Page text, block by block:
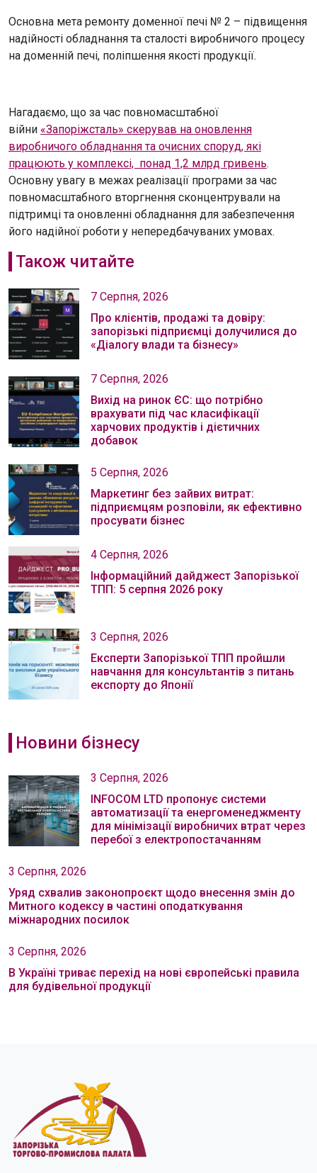
Основна мета ремонту доменної печі № 2 – підвищення
надійності обладнання та сталості виробничого процесу
на доменній печі, поліпшення якості продукції.
Нагадаємо, що за час повномасштабної
війни «Запоріжсталь» скерував на оновлення
виробничого обладнання та очисних споруд, які
працюють у комплексі, понад 1,2 млрд гривень.
Основну увагу в межах реалізації програми за час
повномасштабного вторгнення сконцентрували на
підтримці та оновленні обладнання для забезпечення
його надійної роботи у непередбачуваних умовах.
Також читайте
7 Серпня, 2026
Про клієнтів, продажі та довіру:
запорізькі підприємці долучилися до
«Діалогу влади та бізнесу»
7 Серпня, 2026
Вихід на ринок ЄС: що потрібно
врахувати під час класифікації
харчових продуктів і дієтичних
добавок
5 Серпня, 2026
Маркетинг без зайвих витрат:
підприємцям розповіли, як ефективно
просувати бізнес
4 Серпня, 2026
Інформаційний дайджест Запорізької
ТПП: 5 серпня 2026 року
3 Серпня, 2026
Експерти Запорізької ТПП пройшли
навчання для консультантів з питань
експорту до Японії
Новини бізнесу
3 Серпня, 2026
INFOCOM LTD пропонує системи
автоматизації та енергоменеджменту
для мінімізації виробничих втрат через
перебої з електропостачанням
3 Серпня, 2026
Уряд схвалив законопроєкт щодо внесення змін до
Митного кодексу в частині оподаткування
міжнародних посилок
3 Серпня, 2026
В Україні триває перехід на нові європейські правила
для будівельної продукції